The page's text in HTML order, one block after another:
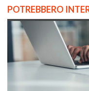
POTREBBERO